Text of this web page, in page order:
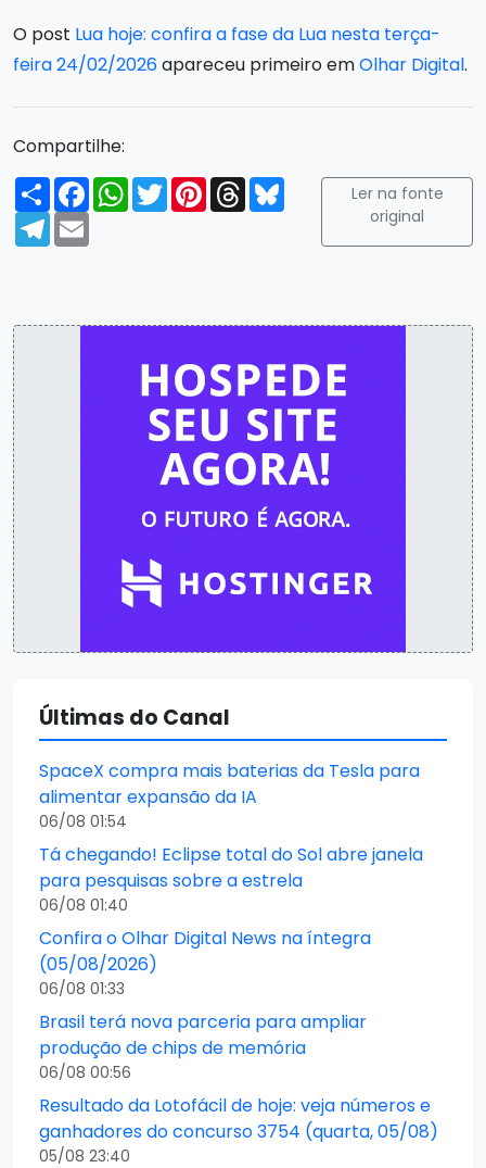
O post Lua hoje: confira a fase da Lua nesta terça-
feira 24/02/2026apareceu primeiro emOlhar Digital.
Compartilhe:
Compartilhar
FacebookWhatsApp
TwitterPinterest
ThreadsBluesky
Telegram
Email
Ler na fonte
original
Últimas do Canal
SpaceX compra mais baterias da Tesla para
alimentar expansão da IA
06/08 01:54
Tá chegando! Eclipse total do Sol abre janela
para pesquisas sobre a estrela
06/08 01:40
Confira o Olhar Digital News na íntegra
(05/08/2026)
06/08 01:33
Brasil terá nova parceria para ampliar
produção de chips de memória
06/08 00:56
Resultado da Lotofácil de hoje: veja números e
ganhadores do concurso 3754 (quarta, 05/08)
05/08 23:40